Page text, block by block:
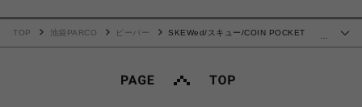
TOP 池袋PARCO ビーバー
SKEWed/スキュー/COIN POCKET